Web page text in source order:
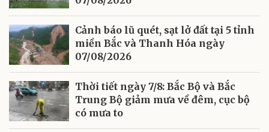
Cảnh báo lũ quét, sạt lở đất tại 5 tỉnh
miền Bắc và Thanh Hóa ngày
07/08/2026
Thời tiết ngày 7/8: Bắc Bộ và Bắc
Trung Bộ giảm mưa về đêm, cục bộ
có mưa to